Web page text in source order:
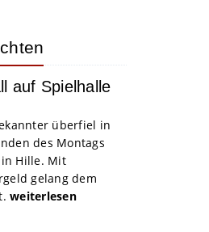
auf Spielhalle
überfiel in
des Montags
Hille. Mit
gelang dem
weiterlesen